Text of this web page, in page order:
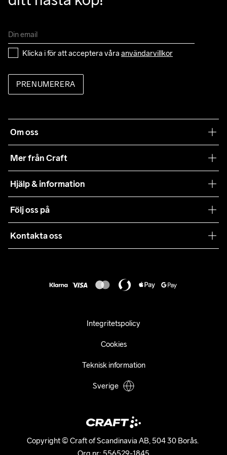
Klicka i för att acceptera våra användarvillkor
PRENUMERERA
Om oss
Mer från Craft
Teamwear
Hållbarhet
Samarbeten
Hjälp & information
Våra köpvillkor
Retur
Följ oss på
Kontakta oss
Copyright © Craft of Scandinavia AB, 504 30 Borås.
Integritetspolicy
Cookies
Teknisk information
Sverige